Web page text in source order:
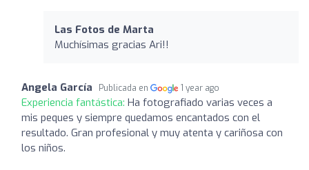
Las Fotos de Marta
Muchísimas gracias Ari!!
Angela García Publicada en 1 year ago
Experiencia fantástica: Ha fotografiado varias veces a
mis peques y siempre quedamos encantados con el
resultado. Gran profesional y muy atenta y cariñosa con
los niños.